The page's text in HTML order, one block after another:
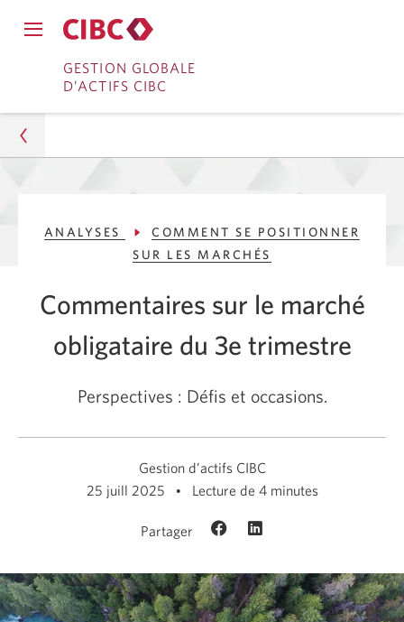
bancaires
navigation
principal.
GESTION GLOBALE
D’ACTIFS CIBC
Fermer
Gestion d’actifs
Analyses
trimestre
ANALYSES
COMMENT SE POSITIONNER
SUR LES MARCHÉS
Commentaires sur le marché
obligataire du 3e trimestre
Perspectives : Défis et occasions.
Gestion d’actifs CIBC
25 juill 2025
Lecture de 4 minutes
Partager